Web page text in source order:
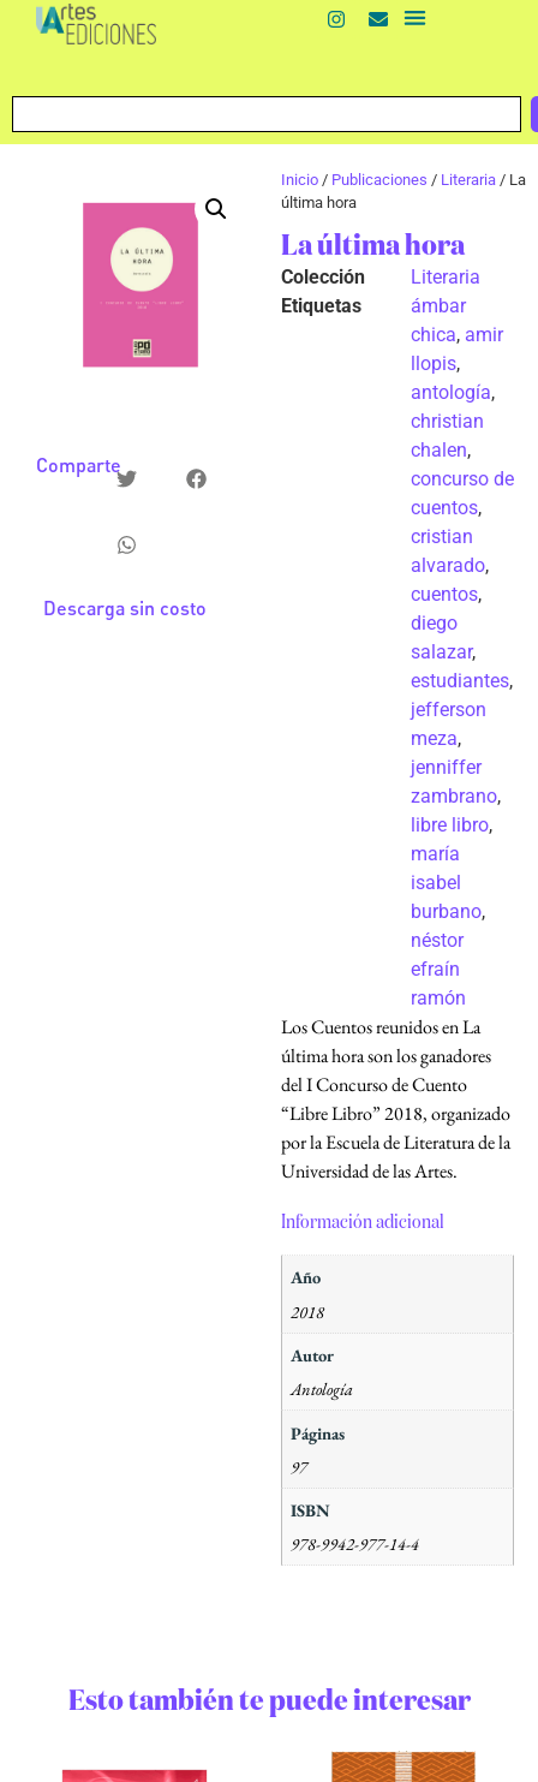
Comparte
Descarga sin costo
Inicio / Publicaciones / Literaria / La
última hora
La última hora
Colección
Literaria
Etiquetas
ámbar
chica, amir
llopis,
antología,
christian
chalen,
concurso de
cuentos,
cristian
alvarado,
cuentos,
diego
salazar,
estudiantes,
jefferson
meza,
jenniffer
zambrano,
libre libro,
maría
isabel
burbano,
néstor
efraín
ramón
Los Cuentos reunidos en La
última hora son los ganadores
del I Concurso de Cuento
“Libre Libro” 2018, organizado
por la Escuela de Literatura de la
Universidad de las Artes.
Información adicional
Año
2018
Autor
Antología
Páginas
97
ISBN
978-9942-977-14-4
Esto también te puede interesar